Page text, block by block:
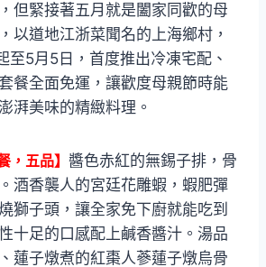
但緊接著五月就是闔家同歡的母
以道地江浙菜聞名的上海鄉村，
至5月5日，首度推出冷凍宅配、
餐全面免運，讓歡度母親節時能
湃美味的精緻料理。
，五品】 醬色赤紅的無錫子排，骨
酒香襲人的宮廷花雕蝦，蝦肥彈
獅子頭，讓全家免下廚就能吃到
十足的口感配上鹹香醬汁。湯品
蓮子燉煮的紅棗人蔘蓮子燉烏骨